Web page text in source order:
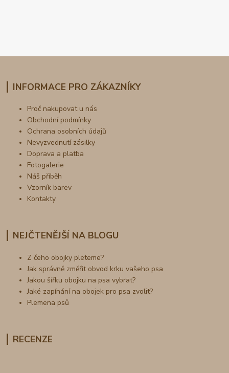
INFORMACE PRO ZÁKAZNÍKY
Proč nakupovat u nás
Obchodní podmínky
Ochrana osobních údajů
Nevyzvednutí zásilky
Doprava a platba
Fotogalerie
Náš příběh
Vzorník barev
Kontakty
NEJČTENĚJŠÍ NA BLOGU
Z čeho obojky pleteme?
Jak správně změřit obvod krku vašeho psa
Jakou šířku obojku na psa vybrat?
Jaké zapínání na obojek pro psa zvolit?
Plemena psů
RECENZE